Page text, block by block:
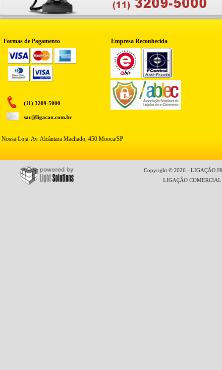
Formas de Pagamento Empresa Reconhecida
(11) 3209-5000
sac@ligacao.com.br
Nossa Loja: Av. Alcântara Machado, 450 Mooca/SP
Copyright © 2026 - LIGAÇÃO
LIGAÇÃO